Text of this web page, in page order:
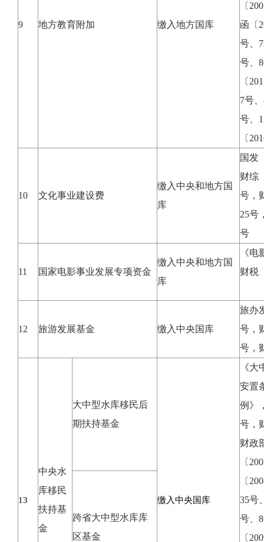
9 地方教育附加 缴入地方国库
〔
函〔
号、
号、
〔
7号
号、
〔
10 文化事业建设费
缴入中央和地方国
库
国发
财综
号，
25号
号
11 国家电影事业发展专项资金
缴入中央和地方国
库
《
财税
12 旅游发展基金 缴入中央国库
旅办
号，
号，
13
中央水
库移民
扶持基
金
大中型水库移民后
期扶持基金
缴入中央国库
《
安置
例》
号，
财政
〔
〔
35号
号、
〔
跨省大中型水库库
区基金